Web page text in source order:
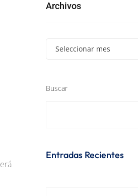
Archivos
Seleccionar mes
Buscar
Entradas Recientes